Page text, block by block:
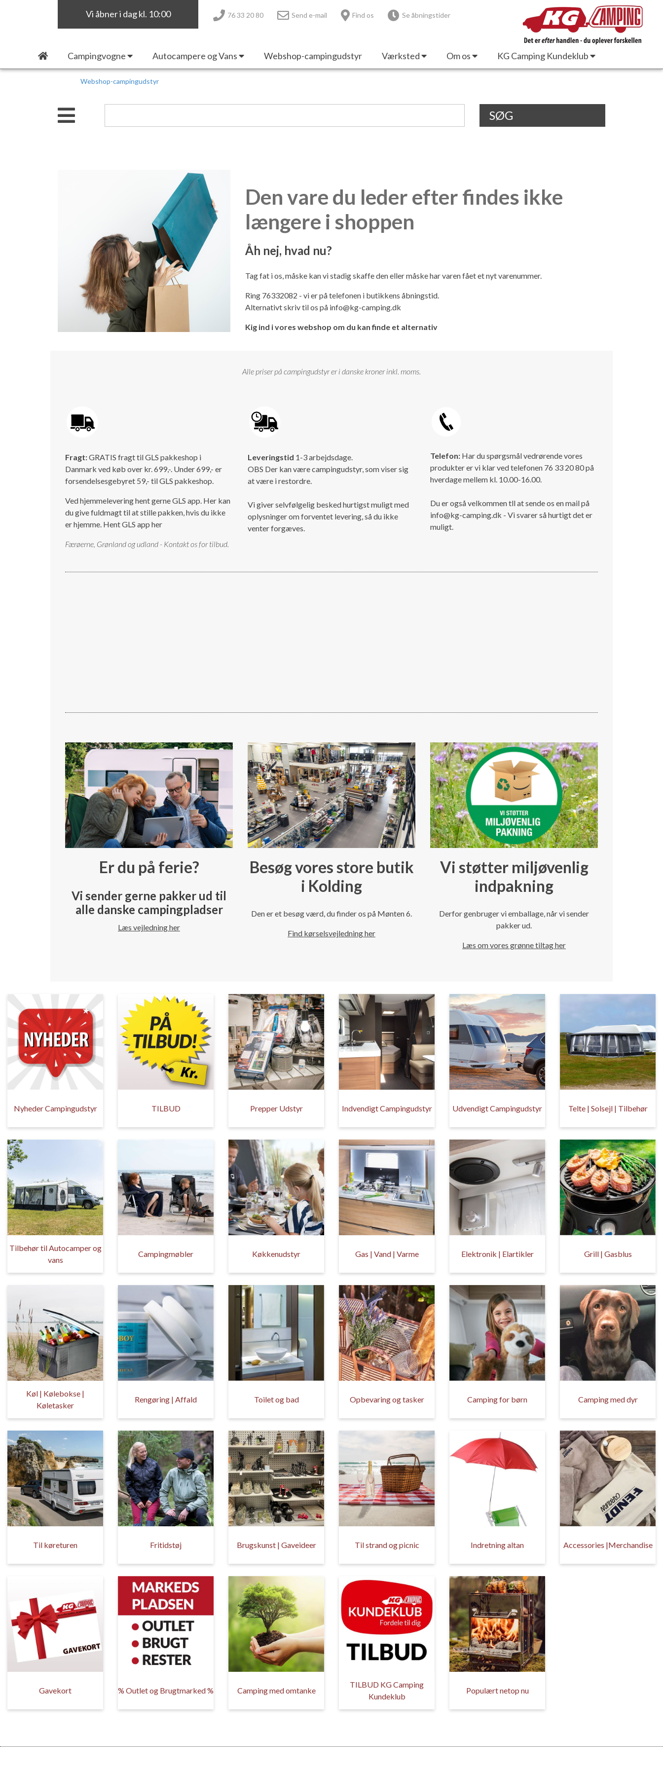
Vi åbner i dag kl. 10:00 76 33 20 80 Send e-mail Find os Se åbningstider
Campingvogne Autocampere og Vans Webshop-campingudstyr Værksted Om os KG Camping Kundeklub
Webshop-campingudstyr
SØG
Den vare du leder efter findes ikke
længere i shoppen
Åh nej, hvad nu?
Tag fat i os, måske kan vi stadig skaffe den eller måske har varen fået et nyt varenummer.
Ring 76332082 - vi er på telefonen i butikkens åbningstid.
Alternativt skriv til os på info@kg-camping.dk
Kig ind i vores webshop om du kan finde et alternativ
Alle priser på campingudstyr er i danske kroner inkl. moms.
Fragt:GRATIS fragt til GLS pakkeshop i
Danmark ved køb over kr. 699,-. Under 699,- er
forsendelsesgebyret 59,- til GLS pakkeshop.
Ved hjemmelevering hent gerne GLS app. Her kan
du give fuldmagt til at stille pakken, hvis du ikke
er hjemme. Hent GLS app her
Færøerne, Grønland og udland - Kontakt os for tilbud.
Leveringstid 1-3 arbejdsdage.
OBS Der kan være campingudstyr, som viser sig
at være i restordre.
Vi giver selvfølgelig besked hurtigst muligt med
oplysninger om forventet levering, så du ikke
venter forgæves.
Telefon: Har du spørgsmål vedrørende vores
produkter er vi klar ved telefonen 76 33 20 80 på
hverdage mellem kl. 10.00-16.00.
Du er også velkommen tll at sende os en mail på
info@kg-camping.dk - Vi svarer så hurtigt det er
muligt.
Er du på ferie?
Vi sender gerne pakker ud til
alle danske campingpladser
Læs vejledning her
Besøg vores store butik
i Kolding
Den er et besøg værd, du finder os på Mønten 6.
Find kørselsvejledning her
Vi støtter miljøvenlig
indpakning
Derfor genbruger vi emballage, når vi sender
pakker ud.
Læs om vores grønne tiltag her
Nyheder Campingudstyr TILBUD Prepper Udstyr Indvendigt Campingudstyr Udvendigt Campingudstyr Telte | Solsejl | Tilbehør
Tilbehør til Autocamper og
vans
Campingmøbler Køkkenudstyr Gas | Vand | Varme Elektronik | Elartikler Grill | Gasblus
Køl | Kølebokse |
Køletasker
Rengøring | Affald Toilet og bad Opbevaring og tasker Camping for børn Camping med dyr
Til køreturen Fritidstøj Brugskunst | Gaveideer Til strand og picnic Indretning altan Accessories |Merchandise
Gavekort % Outlet og Brugtmarked % Camping med omtanke
TILBUD KG Camping
Kundeklub
Populært netop nu